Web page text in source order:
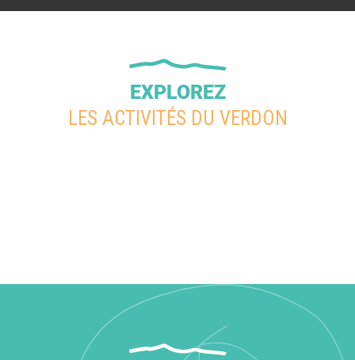
EXPLOREZ
LES ACTIVITÉS DU VERDON